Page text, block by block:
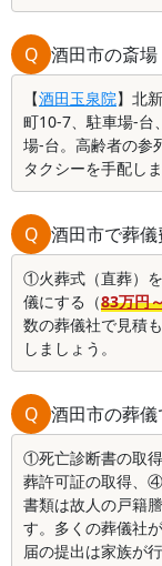
Q 酒田市の斎
【酒田玉泉院】北
町10-7、駐車場-台
場-台。高齢者の参
タクシーを手配しま
Q 酒田市で葬
①火葬式（直葬）
儀にする（83万円
数の葬儀社で見積
しましょう。
Q 酒田市の葬
①死亡診断書の取
葬許可証の取得、
書類は故人の戸籍
す。多くの葬儀社
届の提出は家族が